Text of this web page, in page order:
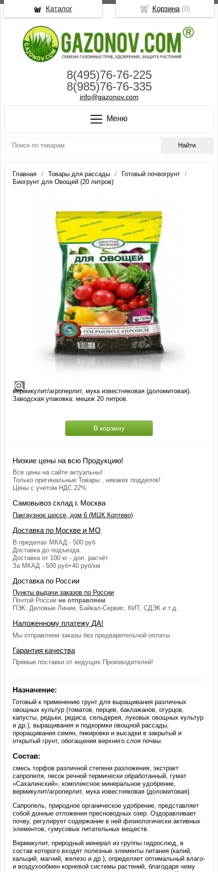
8(495)76-76-225
8(985)76-76-335
info@gazonov.com
Меню
Главная Товары для рассады
Готовый почвогрунт
Биогрунт для Овощей (20 литров)
Биогрунт для Овощей (20 литров)
Состав: смесь торфов различной степени разложения, экстракт
«Сахалинский», комплексное минеральное удобрение,
вермикулит/агроперлит, мука известняковая (доломитовая).
Заводская упаковка: мешок 20 литров.
В корзину
Низкие цены на всю Продукцию!
Все цены на сайте актуальны!
Только оригинальные Товары , никаких подделок!
Цены с учетом НДС 22%
Самовывоз склад г. Москва
Пакгаузное шоссе, дом 6 (МЦК Коптево)
Доставка по Москве и МО
В пределах МКАД - 500 руб
Доставка до подъезда.
Доставка от 100 кг - доп. расчёт
За МКАД - 500 руб+40 руб/км
Доставка по России
Пункты выдачи заказов по России
Почтой России не отправляем
ПЭК, Деловые Линии, Байкал-Сервис, КИТ, СДЭК и т.д.
Наложенному платежу ДА!
Мы отправляем заказы без предварительной оплаты.
Гарантия качества
Прямые поставки от ведущих Производителей!
Назначение:
Готовый к применению грунт для выращивания различных
овощных культур (томатов, перцев, баклажанов, огурцов,
капусты, редьки, редиса, сельдерея, луковых овощных культур
и др.), выращивания и подкормки овощной рассады,
проращивания семян, пикировки и высадки в закрытый и
открытый грунт, обогащения верхнего слоя почвы.
Состав:
смесь торфов различной степени разложения, экстракт
сапропеля, песок речной термически обработанный, гумат
«Сахалинский», комплексное минеральное удобрение,
вермикулит/агроперлит, мука известняковая (доломитовая).
Сапропель, природное органическое удобрение, представляет
собой донные отложения пресноводных озер. Оздоравливает
почву, регулирует содержание в ней физиологически активных
элементов, гумусовых питательных веществ.
Вермикулит, природный минерал из группы гидрослюд, в
состав которого входят полезные элементы питания (калий,
кальций, магний, железо и др.), определяет оптимальный влаго-
и воздухообмен корневой системы растений, благодаря чему
Корзина(0)
Каталог